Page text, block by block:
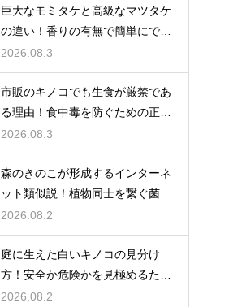
巨大なモミタケと高級なマツタケ
の違い！香りの有無で簡単にでき
る見分け
2026.08.3
市販のキノコでも生食が厳禁であ
る理由！食中毒を防ぐための正し
い知識
2026.08.3
森のきのこが形成するインターネ
ット類似説！植物同士を繋ぐ菌根
の絆
2026.08.2
庭に生えた白いキノコの見分け
方！安全か危険かを見極めるため
の知識
2026.08.2